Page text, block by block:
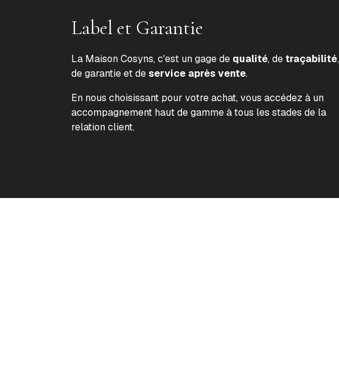
Label et Garantie
La Maison Cosyns, c'est un gage de qualité, detraçabilité,
de garantie et deservice après vente.
En nous choisissant pour votre achat, vous accédez à un
accompagnement haut de gamme à tous les stades de la
relation client.